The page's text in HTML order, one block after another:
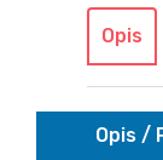
Opis
Opis /